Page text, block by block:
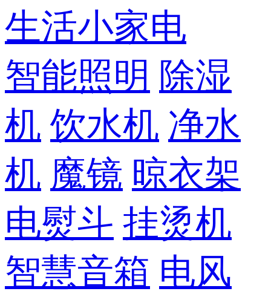
生活小家电
智能照明 除湿
机 饮水机 净水
机 魔镜 晾衣架
电熨斗 挂烫机
智慧音箱 电风